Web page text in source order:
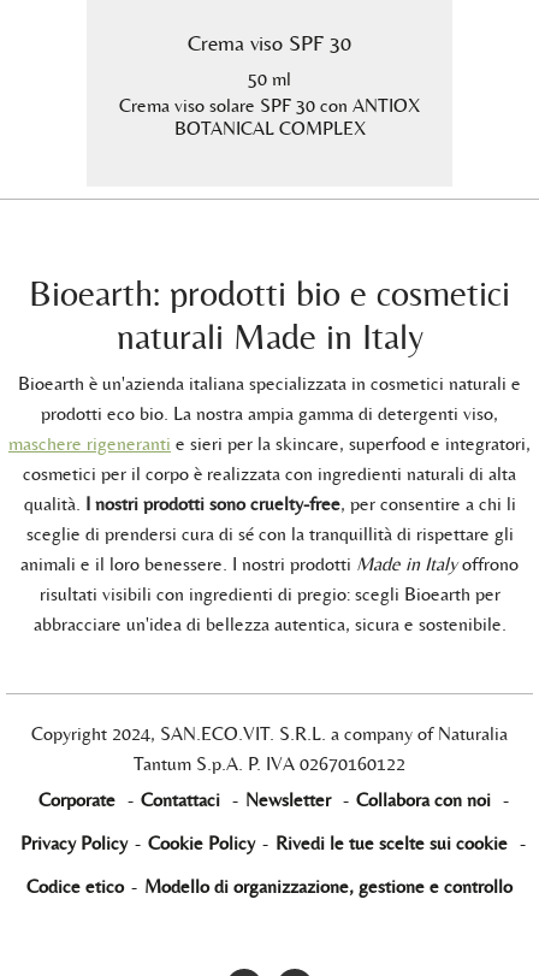
Crema viso SPF 30
50 ml
Crema viso solare SPF 30 con ANTIOX
BOTANICAL COMPLEX
Bioearth: prodotti bio e cosmetici
naturali Made in Italy
Bioearth è un'azienda italiana specializzata in cosmetici naturali e
prodotti eco bio. La nostra ampia gamma di detergenti viso,
maschere rigeneranti e sieri per la skincare, superfood e integratori,
cosmetici per il corpo è realizzata con ingredienti naturali di alta
qualità. I nostri prodotti sono cruelty-free, per consentire a chi li
sceglie di prendersi cura di sé con la tranquillità di rispettare gli
animali e il loro benessere. I nostri prodotti Made in Italyoffrono
risultati visibili con ingredienti di pregio: scegli Bioearth per
abbracciare un'idea di bellezza autentica, sicura e sostenibile.
Copyright 2024, SAN.ECO.VIT. S.R.L. a company of Naturalia
Tantum S.p.A. P. IVA 02670160122
Corporate - Contattaci - Newsletter - Collabora con noi -
Privacy Policy - Cookie Policy - Rivedi le tue scelte sui cookie -
Codice etico - Modello di organizzazione, gestione e controllo